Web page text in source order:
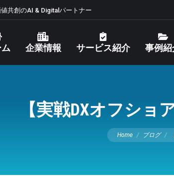
共創のAI & Digitalパートナー
企業情報 サービス紹介 事例紹
【実戦DXオフショ
You are here:
Home ブログ